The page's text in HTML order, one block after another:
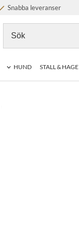
Snabba leveranser
HUND STALL & HAGE